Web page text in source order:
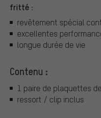
fritté :
revêtement spécial
excellentes
longue durée de vie
Contenu :
1 paire de plaquettes
ressort / clip inclus